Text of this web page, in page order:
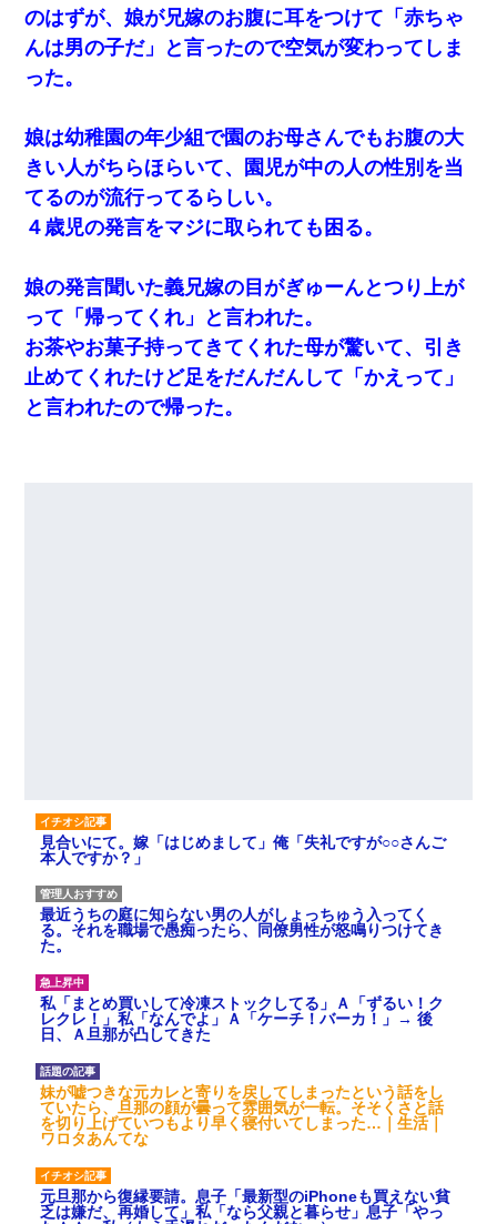
のはずが、娘が兄嫁のお腹に耳をつけて「赤ちゃ
んは男の子だ」と言ったので空気が変わってしま
った。
娘は幼稚園の年少組で園のお母さんでもお腹の大
きい人がちらほらいて、園児が中の人の性別を当
てるのが流行ってるらしい。
４歳児の発言をマジに取られても困る。
娘の発言聞いた義兄嫁の目がぎゅーんとつり上が
って「帰ってくれ」と言われた。
お茶やお菓子持ってきてくれた母が驚いて、引き
止めてくれたけど足をだんだんして「かえって」
と言われたので帰った。
見合いにて。嫁「はじめまして」俺「失礼ですが○○さんご
本人ですか？」
最近うちの庭に知らない男の人がしょっちゅう入ってく
る。それを職場で愚痴ったら、同僚男性が怒鳴りつけてき
た。
私「まとめ買いして冷凍ストックしてる」Ａ「ずるい！ク
レクレ！」私「なんでよ」Ａ「ケーチ！バーカ！」→ 後
日、Ａ旦那が凸してきた
妹が嘘つきな元カレと寄りを戻してしまったという話をし
ていたら、旦那の顔が曇って雰囲気が一転。そそくさと話
を切り上げていつもより早く寝付いてしまった…｜生活｜
ワロタあんてな
元旦那から復縁要請。息子「最新型のiPhoneも買えない貧
乏は嫌だ、再婚して」私「なら父親と暮らせ」息子「やっ